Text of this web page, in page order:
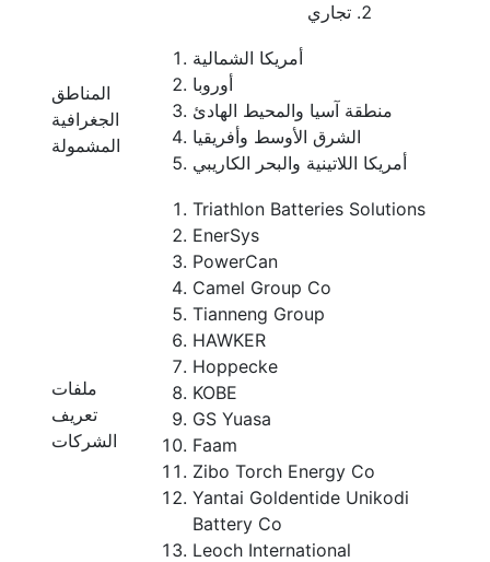
تجاري
المناطق
الجغرافية
المشمولة
أمريكا الشمالية
أوروبا
منطقة آسيا والمحيط الهادئ
الشرق الأوسط وأفريقيا
أمريكا اللاتينية والبحر الكاريبي
ملفات
تعريف
الشركات
Triathlon Batteries Solutions
EnerSys
PowerCan
Camel Group Co
Tianneng Group
HAWKER
Hoppecke
KOBE
GS Yuasa
Faam
Zibo Torch Energy Co
Yantai Goldentide Unikodi
Battery Co
Leoch International